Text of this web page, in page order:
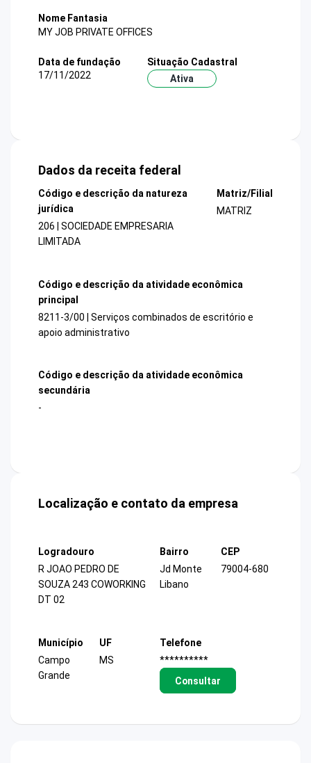
Nome Fantasia
MY JOB PRIVATE OFFICES
Data de fundação
17/11/2022
Situação Cadastral
Ativa
Dados da receita federal
Código e descrição da natureza
jurídica
206 | SOCIEDADE EMPRESARIA
LIMITADA
Matriz/Filial
MATRIZ
Código e descrição da atividade econômica
principal
8211-3/00 | Serviços combinados de escritório e
apoio administrativo
Código e descrição da atividade econômica
secundária
-
Localização e contato da empresa
Logradouro
R JOAO PEDRO DE
SOUZA 243 COWORKING
DT 02
Bairro
Jd Monte
Libano
CEP
79004-680
Município
Campo
Grande
UF
MS
Telefone
**********
Consultar